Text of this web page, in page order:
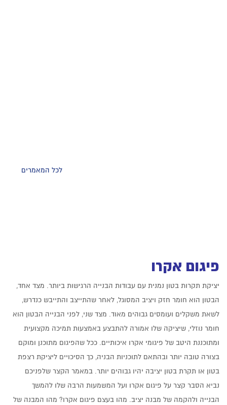
לכל המאמרים
פיגום אקרו
יציקת תקרות בטון נמנית עם עבודות הבנייה הרגישות ביותר. מצד אחד,
הבטון הוא חומר חזק ויציב המסוגל, לאחר שהתייצב והתייבש כנדרש,
לשאת משקלים ועומסים גבוהים מאוד. מצד שני, לפני הבנייה הבטון הוא
חומר נוזלי, שיציקה שלו אמורה להתבצע באמצעות תמיכה מקצועית
ומתוכננת היטב של פיגומי אקרו איכותיים. ככל שהפיגום מתוכנן ומוקם
בצורה טובה יותר ובהתאם לתוכניות הבניה, כך הסיכויים ליציקת רצפת
בטון או תקרת בטון יציבה יהיו גבוהים יותר. במאמר הקצר שלפניכם
נביא הסבר קצר על פיגום אקרו ועל המשמעות הרבה שלו להמשך
הבנייה ולהקמה של מבנה יציב. מהו בעצם פיגום אקרו? מהו המבנה של